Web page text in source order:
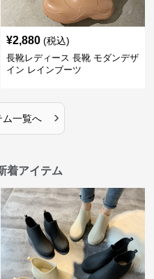
¥2,880 (税込)
長靴レディース 長靴 モダンデザ
イン レインブーツ
ム一覧へ ›
着アイテム